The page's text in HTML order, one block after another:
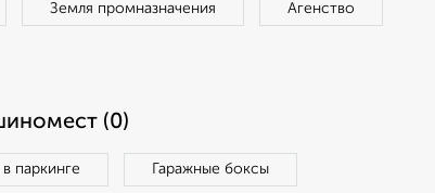
Земля промназначения Агенство
(0)
паркинге Гаражные боксы